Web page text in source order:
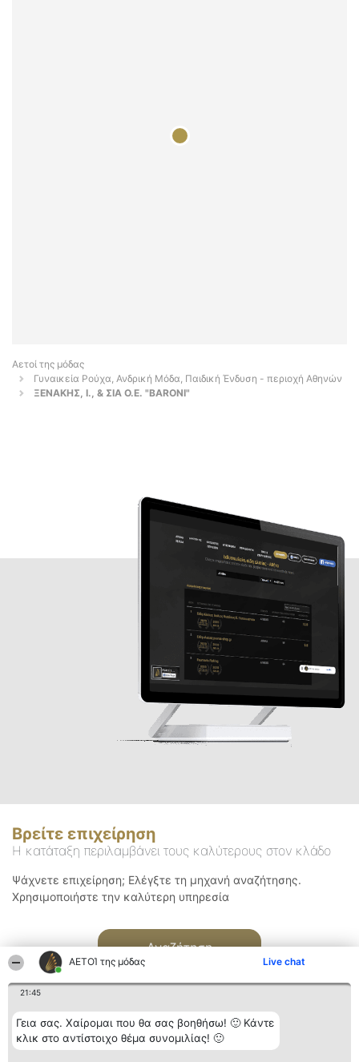
ΑΕΤΟΊ της μόδας Live chat
21:45
Γεια σας. Χαίρομαι που θα σας βοηθήσω! 🙂 Κάντε
κλικ στο αντίστοιχο θέμα συνομιλίας! 🙂
Αετοί της μόδας
Γυναικεία Ρούχα, Ανδρική Μόδα, Παιδική Ένδυση - περιοχή Αθηνών
ΞΕΝΑΚΗΣ, Ι., & ΣΙΑ Ο.Ε. "BARONI"
Βρείτε επιχείρηση
Η κατάταξη περιλαμβάνει τους καλύτερους στον κλάδο
Ψάχνετε επιχείρηση; Ελέγξτε τη μηχανή αναζήτησης.
Χρησιμοποιήστε την καλύτερη υπηρεσία
Αναζήτηση